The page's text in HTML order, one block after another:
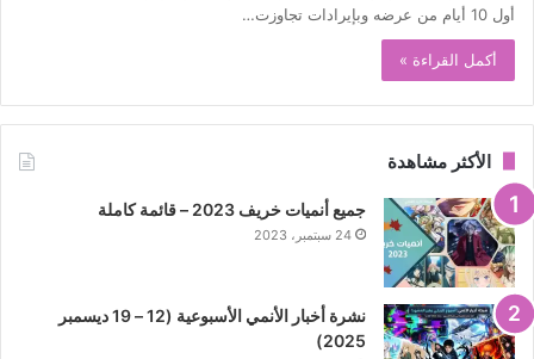
أول 10 أيام من عرضه وبإيرادات تجاوزت…
أكمل القراءة »
الأكثر مشاهدة
جميع أنميات خريف 2023 – قائمة كاملة
24 سبتمبر، 2023
نشرة أخبار الأنمي الأسبوعية (12 – 19 ديسمبر
2025)